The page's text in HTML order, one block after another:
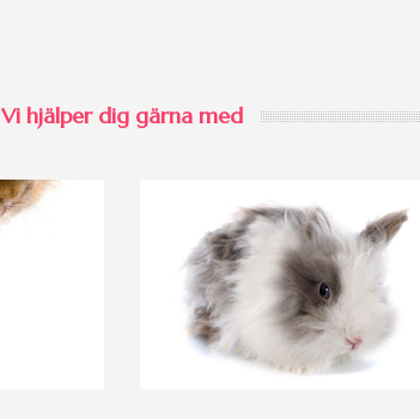
Vi hjälper dig gärna med